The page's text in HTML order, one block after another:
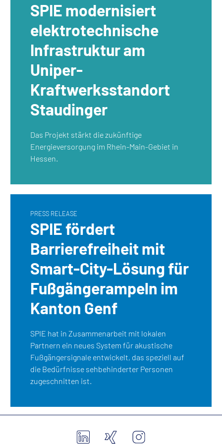
SPIE modernisiert
elektrotechnische
Infrastruktur am
Uniper-
Kraftwerksstandort
Staudinger
Das Projekt stärkt die zukünftige
Energieversorgung im Rhein-Main-Gebiet in
Hessen.
PRESS RELEASE
SPIE fördert
Barrierefreiheit mit
Smart-City-Lösung für
Fußgängerampeln im
Kanton Genf
SPIE hat in Zusammenarbeit mit lokalen
Partnern ein neues System für akustische
Fußgängersignale entwickelt, das speziell auf
die Bedürfnisse sehbehinderter Personen
zugeschnitten ist.